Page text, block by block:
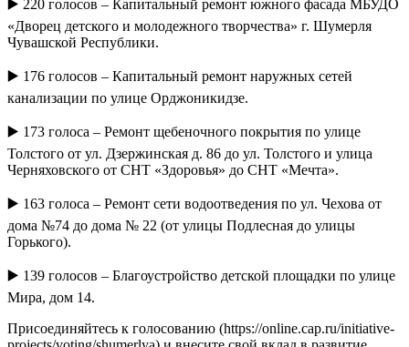
▶️ 220 голосов – Капитальный ремонт южного фасада МБУДО
«Дворец детского и молодежного творчества» г. Шумерля
Чувашской Республики.
▶️ 176 голосов – Капитальный ремонт наружных сетей
канализации по улице Орджоникидзе.
▶️ 173 голоса – Ремонт щебеночного покрытия по улице
Толстого от ул. Дзержинская д. 86 до ул. Толстого и улица
Черняховского от СНТ «Здоровья» до СНТ «Мечта».
▶️ 163 голоса – Ремонт сети водоотведения по ул. Чехова от
дома №74 до дома № 22 (от улицы Подлесная до улицы
Горького).
▶️ 139 голосов – Благоустройство детской площадки по улице
Мира, дом 14.
Присоединяйтесь к голосованию (https://online.cap.ru/initiative-